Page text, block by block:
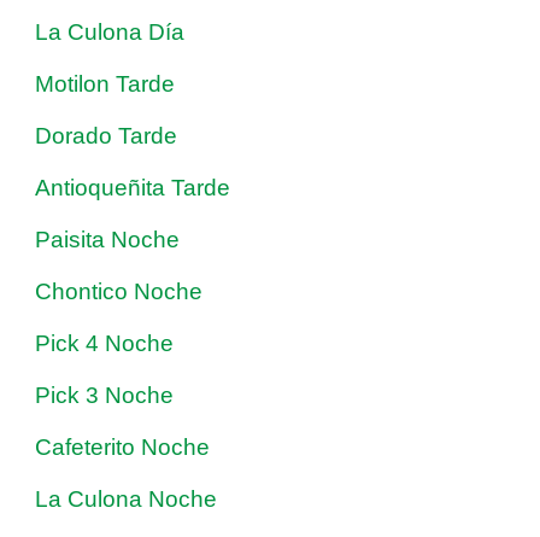
La Culona Día
Motilon Tarde
Dorado Tarde
Antioqueñita Tarde
Paisita Noche
Chontico Noche
Pick 4 Noche
Pick 3 Noche
Cafeterito Noche
La Culona Noche